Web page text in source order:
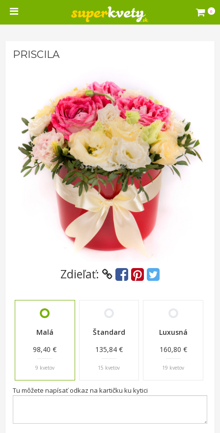
0
PRISCILA
Zdieľať:
Malá
98,40 €
9 kvetov
Štandard
135,84 €
15 kvetov
Luxusná
160,80 €
19 kvetov
Tu môžete napísať odkaz na kartičku ku kytici